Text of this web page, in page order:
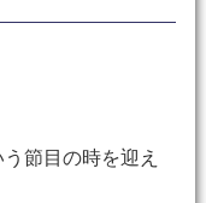
節目の時を迎え